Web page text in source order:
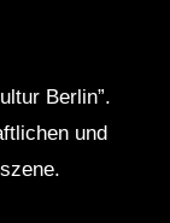
Berlin”.
und